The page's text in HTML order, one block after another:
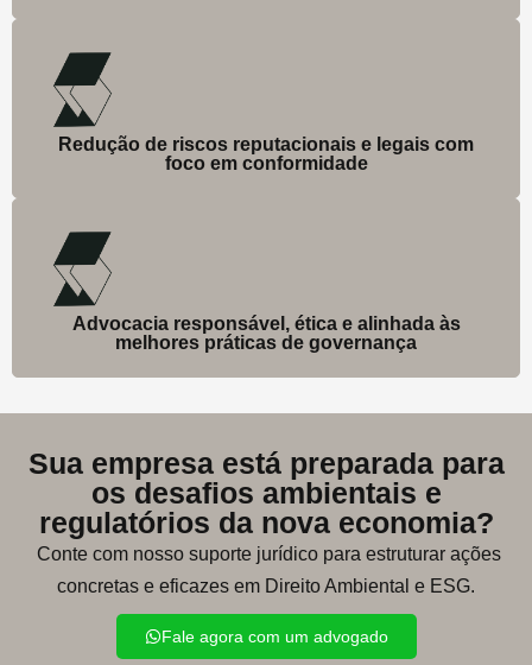
Redução de riscos reputacionais e legais com
foco em conformidade
Advocacia responsável, ética e alinhada às
melhores práticas de governança
Sua empresa está preparada para
os desafios ambientais e
regulatórios da nova economia?
Conte com nosso suporte jurídico para estruturar ações
concretas e eficazes em Direito Ambiental e ESG.
Fale agora com um advogado